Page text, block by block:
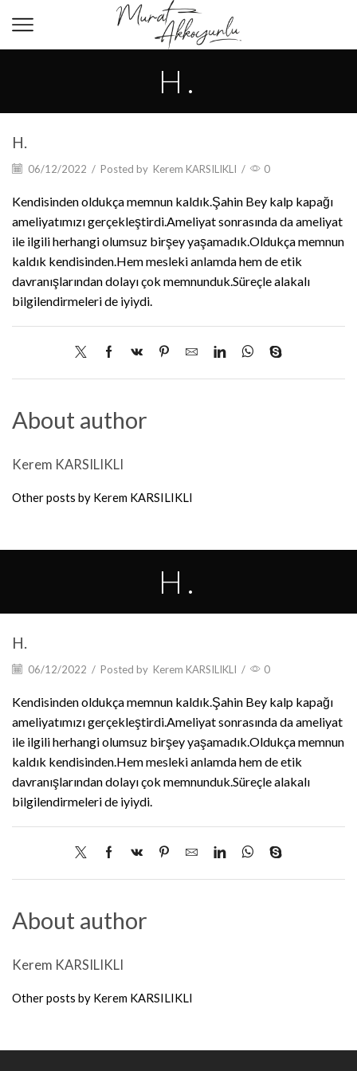
H.
H.
06/12/2022 / Posted by Kerem KARSILIKLI / 0
Kendisinden oldukça memnun kaldık.Şahin Bey kalp kapağı
ameliyatımızı gerçekleştirdi.Ameliyat sonrasında da ameliyat
ile ilgili herhangi olumsuz birşey yaşamadık.Oldukça memnun
kaldık kendisinden.Hem mesleki anlamda hem de etik
davranışlarından dolayı çok memnunduk.Süreçle alakalı
bilgilendirmeleri de iyiydi.
About author
Kerem KARSILIKLI
Other posts by Kerem KARSILIKLI
H.
H.
06/12/2022 / Posted by Kerem KARSILIKLI / 0
Kendisinden oldukça memnun kaldık.Şahin Bey kalp kapağı
ameliyatımızı gerçekleştirdi.Ameliyat sonrasında da ameliyat
ile ilgili herhangi olumsuz birşey yaşamadık.Oldukça memnun
kaldık kendisinden.Hem mesleki anlamda hem de etik
davranışlarından dolayı çok memnunduk.Süreçle alakalı
bilgilendirmeleri de iyiydi.
About author
Kerem KARSILIKLI
Other posts by Kerem KARSILIKLI